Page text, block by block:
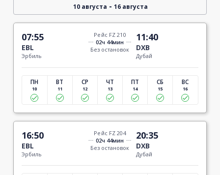
10 августа - 16 августа
07:55
EBL
Эрбиль
Рейс FZ 210
02ч 44мин
Без остановок
11:40
DXB
Дубай
ПН
10
ВТ
11
СР
12
ЧТ
13
ПТ
14
СБ
15
ВС
16
16:50
EBL
Эрбиль
Рейс FZ 204
02ч 44мин
Без остановок
20:35
DXB
Дубай